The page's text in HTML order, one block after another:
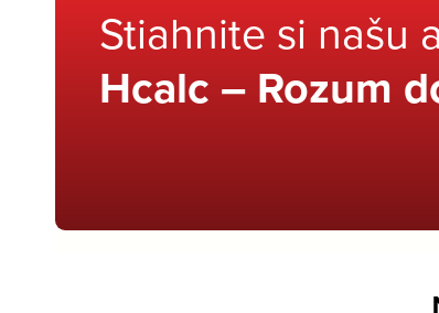
Stiahnite si našu
Hcalc – Rozum